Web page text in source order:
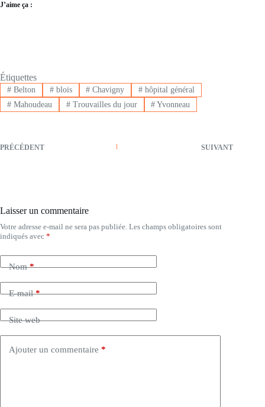
J’aime ça :
Étiquettes
#Belton #blois # Chavigny # hôpital général
#Mahoudeau #Trouvailles du jour # Yvonneau
PRÉCÉDENT SUIVANT
Laisser un commentaire
Votre adresse e-mail ne sera pas publiée. Les champs obligatoires sont
indiqués avec *
Nom*
E-mail*
Site web
Ajouter un commentaire *